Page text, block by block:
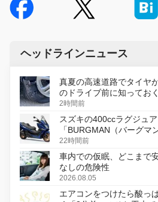
ヘッドラインニュース
真夏の高速道路でタイヤ
のドライブ前に知ってお
2時間前
スズキの400ccラグジュ
「BURGMAN（バーグマ
変更し、8月18日に発売
22時間前
車内での仮眠、どこまで
なしの危険性
2026.08.05
エアコンをつけたら酸っ